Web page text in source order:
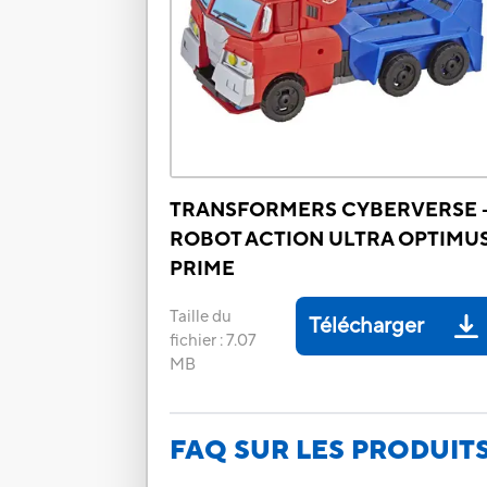
TRANSFORMERS CYBERVERSE
ROBOT ACTION ULTRA
PRIME
Taille du
fichier :7.07
MB
Télécharger
FAQ SUR LES